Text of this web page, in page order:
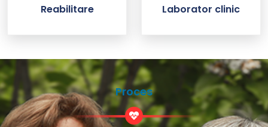
Reabilitare Laborator clinic
Proces